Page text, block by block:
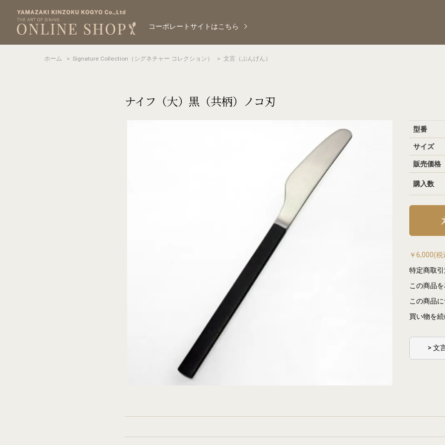
コーポレートサイトはこちら
ホーム > Signature Collection（シグネチャー コレクション） > 文言（ぶんげん）
ナイフ（大）黒（共柄）ノコ刃
型番
サイズ
販売価格
購入数
￥6,000(
特定商取
この商品
この商品
買い物を
> 文